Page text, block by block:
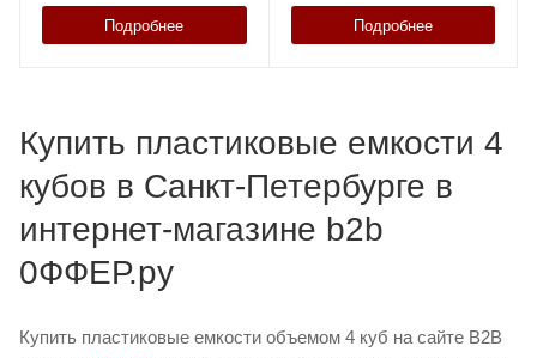
Подробнее Подробнее
Купить пластиковые емкости 4
кубов в Санкт-Петербурге в
интернет-магазине b2b
0ФФЕР.ру
Купить пластиковые емкости объемом 4 куб на сайте B2B